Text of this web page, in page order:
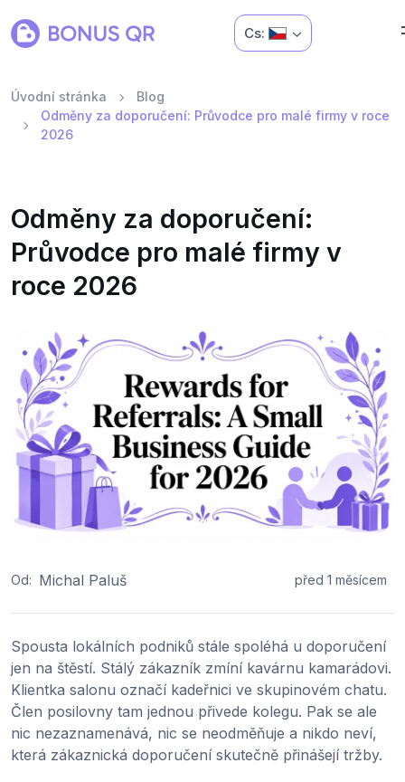
Cs:
Úvodní stránka
Blog
Odměny za doporučení: Průvodce pro malé firmy v roce
2026
Odměny za doporučení:
Průvodce pro malé firmy v
roce 2026
Od: Michal Paluš před 1 měsícem
Spousta lokálních podniků stále spoléhá u doporučení
jen na štěstí. Stálý zákazník zmíní kavárnu kamarádovi.
Klientka salonu označí kadeřnici ve skupinovém chatu.
Člen posilovny tam jednou přivede kolegu. Pak se ale
nic nezaznamenává, nic se neodměňuje a nikdo neví,
která zákaznická doporučení skutečně přinášejí tržby.